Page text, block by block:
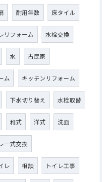
耐用年数 床タイル
リフォーム 水栓交換
水 古民家
ム キッチンリフォーム
下水切り替え 水栓取替
和式 洋式 洗面
一式交換
レ 相談 トイレ工事